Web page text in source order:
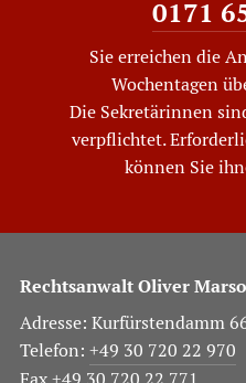
0171
Sie erreichen die
Wochentagen
Die Sekretärinnen
verpflichtet.
können Sie
Rechtsanwalt Oliver
Adresse: Kurfürstendamm
Telefon: +49 30 720 22 970